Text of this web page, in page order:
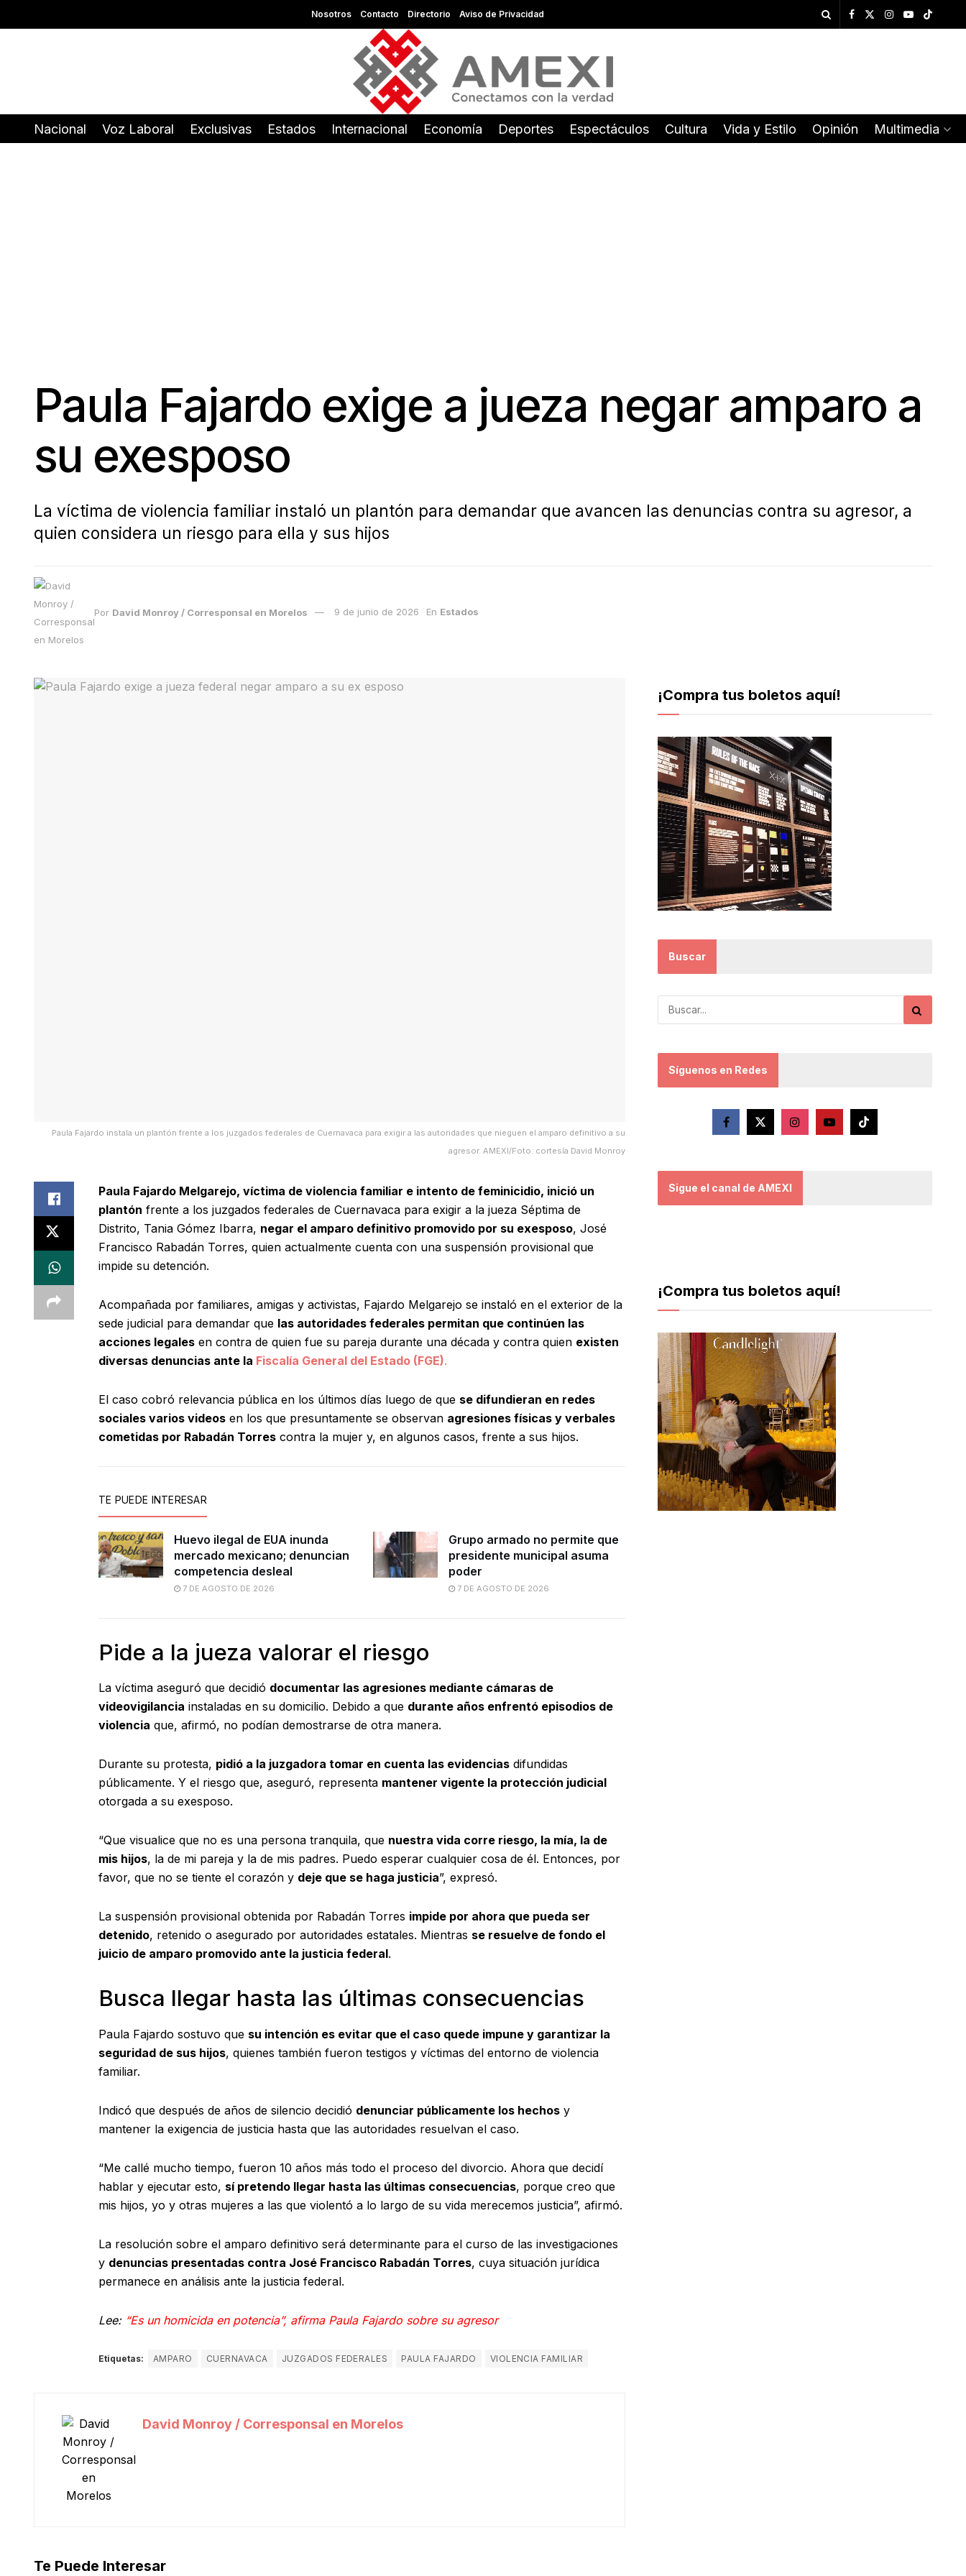
Nosotros Contacto Directorio Aviso de Privacidad
Nacional Voz Laboral Exclusivas Estados Internacional Economía Deportes Espectáculos Cultura Vida y Estilo Opinión Multimedia
Paula Fajardo exige a jueza negar amparo a
su exesposo
La víctima de violencia familiar instaló un plantón para demandar que avancen las denuncias contra su agresor, a
quien considera un riesgo para ella y sus hijos
Por David Monroy / Corresponsal en Morelos 9 de junio de 2026 En Estados
Paula Fajardo instala un plantón frente a los juzgados federales de Cuernavaca para exigir a las autoridades que nieguen el amparo definitivo a su
agresor. AMEXI/Foto: cortesía David Monroy
Paula Fajardo Melgarejo, víctima de violencia familiar e intento de feminicidio, inició un
plantón frente a los juzgados federales de Cuernavaca para exigir a la jueza Séptima de
Distrito, Tania Gómez Ibarra, negar el amparo definitivo promovido por su exesposo, José
Francisco Rabadán Torres, quien actualmente cuenta con una suspensión provisional que
impide su detención.
Acompañada por familiares, amigas y activistas, Fajardo Melgarejo se instaló en el exterior de la
sede judicial para demandar que las autoridades federales permitan que continúen las
acciones legales en contra de quien fue su pareja durante una década y contra quien existen
diversas denuncias ante la Fiscalía General del Estado (FGE).
El caso cobró relevancia pública en los últimos días luego de que se difundieran en redes
sociales varios videos en los que presuntamente se observan agresiones físicas y verbales
cometidas por Rabadán Torres contra la mujer y, en algunos casos, frente a sus hijos.
TE PUEDE INTERESAR
Huevo ilegal de EUA inunda
mercado mexicano; denuncian
competencia desleal
7 DE AGOSTO DE 2026
Grupo armado no permite que
presidente municipal asuma
poder
7 DE AGOSTO DE 2026
Pide a la jueza valorar el riesgo
La víctima aseguró que decidió documentar las agresiones mediante cámaras de
videovigilancia instaladas en su domicilio. Debido a que durante años enfrentó episodios de
violencia que, afirmó, no podían demostrarse de otra manera.
Durante su protesta, pidió a la juzgadora tomar en cuenta las evidencias difundidas
públicamente. Y el riesgo que, aseguró, representa mantener vigente la protección judicial
otorgada a su exesposo.
“Que visualice que no es una persona tranquila, que nuestra vida corre riesgo, la mía, la de
mis hijos, la de mi pareja y la de mis padres. Puedo esperar cualquier cosa de él. Entonces, por
favor, que no se tiente el corazón y deje que se haga justicia”, expresó.
La suspensión provisional obtenida por Rabadán Torres impide por ahora que pueda ser
detenido, retenido o asegurado por autoridades estatales. Mientras se resuelve de fondo el
juicio de amparo promovido ante la justicia federal.
Busca llegar hasta las últimas consecuencias
Paula Fajardo sostuvo que su intención es evitar que el caso quede impune y garantizar la
seguridad de sus hijos, quienes también fueron testigos y víctimas del entorno de violencia
familiar.
Indicó que después de años de silencio decidió denunciar públicamente los hechos y
mantener la exigencia de justicia hasta que las autoridades resuelvan el caso.
“Me callé mucho tiempo, fueron 10 años más todo el proceso del divorcio. Ahora que decidí
hablar y ejecutar esto, sí pretendo llegar hasta las últimas consecuencias, porque creo que
mis hijos, yo y otras mujeres a las que violentó a lo largo de su vida merecemos justicia”, afirmó.
La resolución sobre el amparo definitivo será determinante para el curso de las investigaciones
y denuncias presentadas contra José Francisco Rabadán Torres, cuya situación jurídica
permanece en análisis ante la justicia federal.
Lee: “Es un homicida en potencia”, afirma Paula Fajardo sobre su agresor
Etiquetas: AMPARO CUERNAVACA JUZGADOS FEDERALES PAULA FAJARDO VIOLENCIA FAMILIAR
David Monroy / Corresponsal en Morelos
Te Puede Interesar
¡Compra tus boletos aquí!
Buscar
Síguenos en Redes
Sigue el canal de AMEXI
¡Compra tus boletos aquí!